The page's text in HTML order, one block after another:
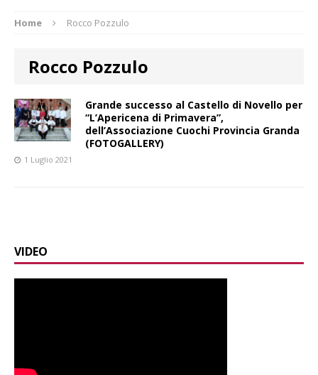
Home Rocco Pozzulo
Rocco Pozzulo
Grande successo al Castello di Novello per
“L’Apericena di Primavera”,
dell’Associazione Cuochi Provincia Granda
(FOTOGALLERY)
1 Luglio 2021
VIDEO